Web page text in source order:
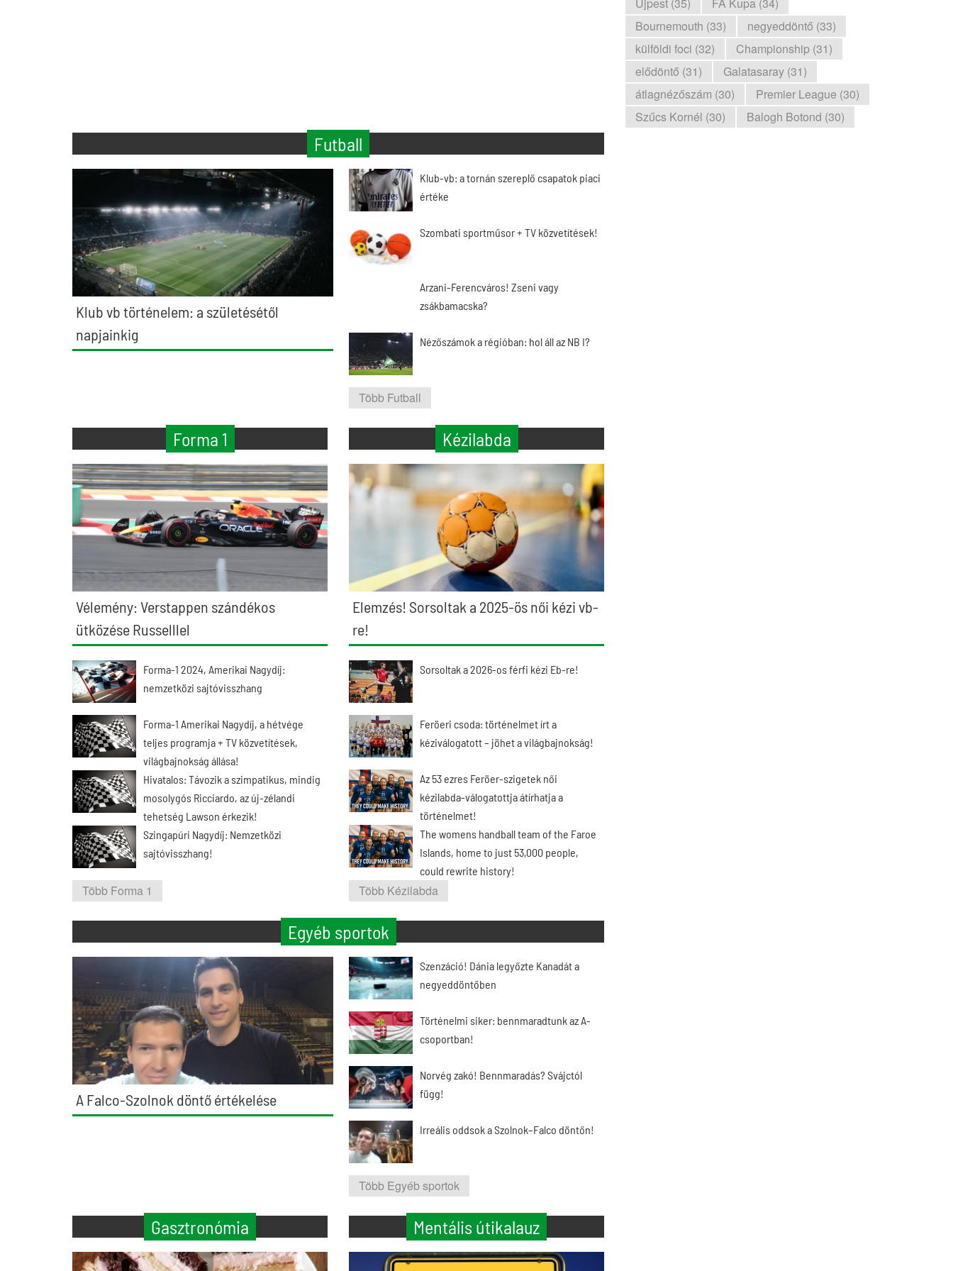
Bournemouth (33)
negyeddöntő (33)
külföldi foci (32)
Championship (31)
elődöntő (31)
Galatasaray (31)
átlagnézőszám (30)
Premier League (30)
Szűcs Kornél (30)
Balogh Botond (30)
Futball
Klub vb történelem: a születésétől
napjainkig
Klub-vb: a tornán szereplő csapatok piaci
értéke
Szombati sportműsor + TV közvetítések!
Arzani-Ferencváros! Zseni vagy
zsákbamacska?
Nézőszámok a régióban: hol áll az NB I?
Több Futball
Forma 1
Vélemény: Verstappen szándékos
ütközése Russelllel
Forma-1 2024, Amerikai Nagydíj:
nemzetközi sajtóvisszhang
Forma-1 Amerikai Nagydíj, a hétvége
teljes programja + TV közvetítések,
világbajnokság állása!
Hivatalos: Távozik a szimpatikus, mindig
mosolygós Ricciardo, az új-zélandi
tehetség Lawson érkezik!
Szingapúri Nagydíj: Nemzetközi
sajtóvisszhang!
Több Forma 1
Kézilabda
Elemzés! Sorsoltak a 2025-ös női kézi vb-
re!
Sorsoltak a 2026-os férfi kézi Eb-re!
Feröeri csoda: történelmet írt a
kéziválogatott – jöhet a világbajnokság!
Az 53 ezres Feröer-szigetek női
kézilabda-válogatottja átírhatja a
történelmet!
The womens handball team of the Faroe
Islands, home to just 53,000 people,
could rewrite history!
Több Kézilabda
Egyéb sportok
A Falco-Szolnok döntő értékelése
Szenzáció! Dánia legyőzte Kanadát a
negyeddöntőben
Történelmi siker: bennmaradtunk az A-
csoportban!
Norvég zakó! Bennmaradás? Svájctól
függ!
Irreális oddsok a Szolnok–Falco döntőn!
Több Egyéb sportok
Gasztronómia Mentális útikalauz